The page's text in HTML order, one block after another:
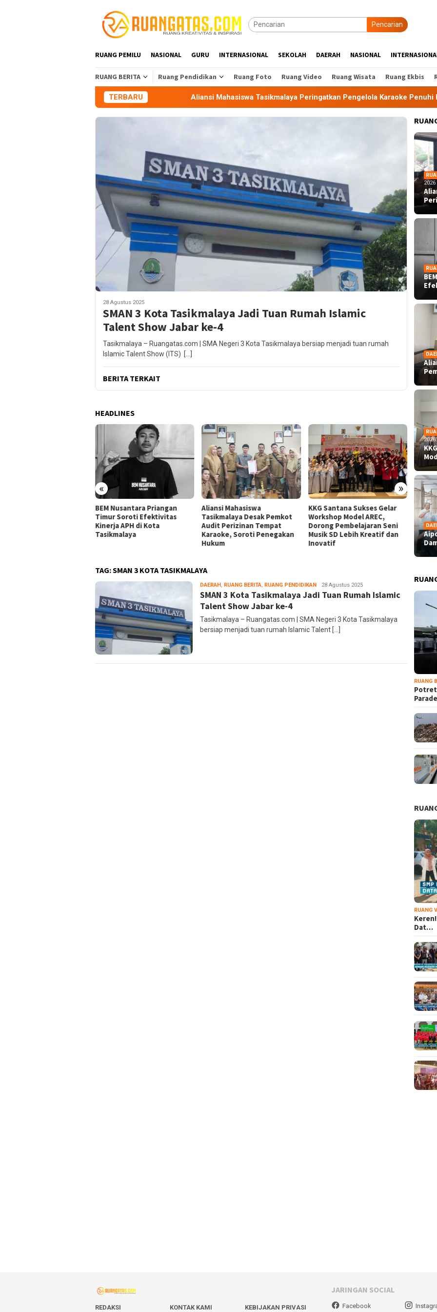
Pencarian
RUANG PEMILU NASIONAL GURU INTERNASIONAL SEKOLAH DAERAH NASIONAL
RUANG BERITA Ruang Pendidikan Ruang Foto Ruang Video Ruang Wisata Ruang Ekbis
TERBARUAliansi Mahasiswa Tasikmalaya Peringatkan Pengelola Karaoke Penuhi Kewajiban PBG
28 Agustus 2025
SMAN 3 Kota Tasikmalaya Jadi Tuan Rumah Islamic
Talent Show Jabar ke-4
Tasikmalaya – Ruangatas.com | SMA Negeri 3 Kota Tasikmalaya bersiap menjadi tuan rumah
Islamic Talent Show (ITS) […]
BERITA TERKAIT
HEADLINES
« »
BEM Nusantara Priangan
Timur Soroti Efektivitas
Kinerja APH di Kota
Tasikmalaya
Aliansi Mahasiswa
Tasikmalaya Desak Pemkot
Audit Perizinan Tempat
Karaoke, Soroti Penegakan
Hukum
KKG Santana Sukses Gelar
Workshop Model AREC,
Dorong Pembelajaran Seni
Musik SD Lebih Kreatif dan
Inovatif
Aipda
TAG:SMAN 3 KOTA TASIKMALAYA
DAERAH, RUANG BERITA, RUANG PENDIDIKAN Ruang
Editor
28 Agustus 2025
SMAN 3 Kota Tasikmalaya Jadi Tuan Rumah Islamic
Talent Show Jabar ke-4
Tasikmalaya – Ruangatas.com | SMA Negeri 3 Kota Tasikmalaya
bersiap menjadi tuan rumah Islamic Talent […]
2026
2026
RUANG
Potret
RUANG
Dat…
REDAKSI KONTAK KAMI KEBIJAKAN PRIVASI
JARINGAN SOCIAL
Facebook